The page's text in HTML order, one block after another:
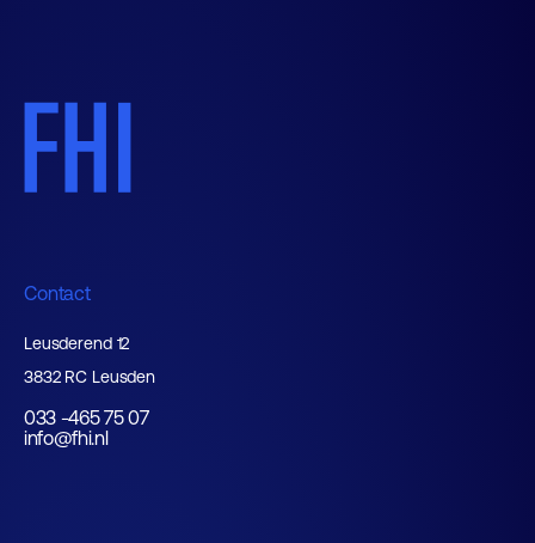
Contact
Leusderend 12
3832 RC Leusden
033 -465 75 07
info@fhi.nl